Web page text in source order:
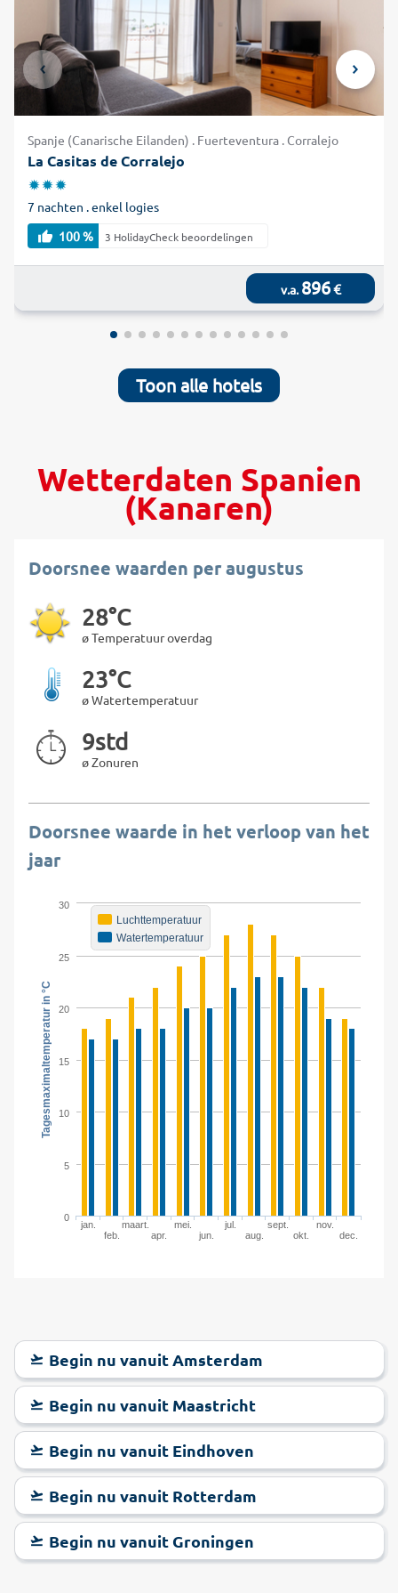
Spanje (Canarische Eilanden) . Fuerteventura . Corralejo
La Casitas de Corralejo
7 nachten . enkel logies
100 %
3 HolidayCheck beoordelingen
v.a.896€
Toon alle hotels
Wetterdaten Spanien
(Kanaren)
Doorsnee waarden per augustus
28°C
ø Temperatuur overdag
23°C
ø Watertemperatuur
9std
ø Zonuren
Doorsnee waarde in het verloop van het
jaar
Tagesmaximaltemperatur in °C
Luchttemperatuur
Watertemperatuur
jan.
feb.
maart.
apr.
mei.
jun.
jul.
aug.
sept.
okt.
nov.
dec.
0
5
10
15
20
25
30
Begin nu vanuit Amsterdam
Begin nu vanuit Maastricht
Begin nu vanuit Eindhoven
Begin nu vanuit Rotterdam
Begin nu vanuit Groningen